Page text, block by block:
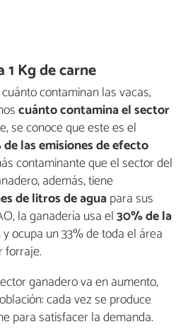
Kg de carne
contaminan las vacas,
cuánto contamina el sector
se conoce que este es el
de las emisiones de efecto
contaminante que el sector del
además, tiene
de litros de aguapara sus
la ganadería usa el30% de la
y ocupa un 33% de toda el área
forraje.
ganadero va en aumento,
cada vez se produce
para satisfacer la demanda.